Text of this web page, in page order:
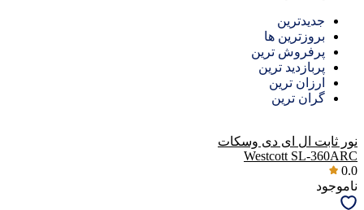
جدیدترین
بروزترین ها
پرفروش ترین
پربازدید ترین
ارزان ترین
گران ترین
نور ثابت ال ای دی وسکات
Westcott SL-360ARC
0.0
ناموجود